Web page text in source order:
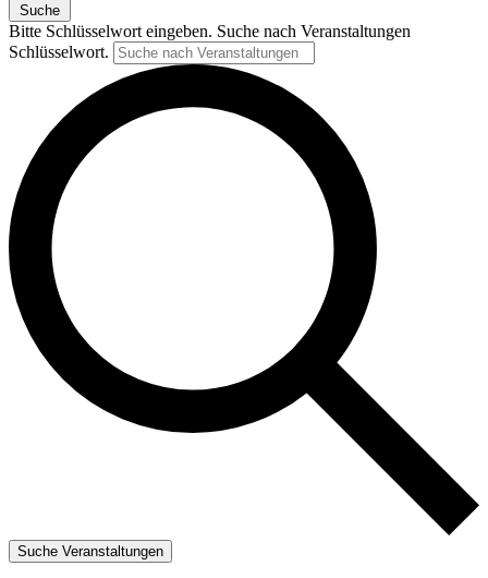
Suche
Bitte Schlüsselwort eingeben. Suche nach Veranstaltungen
Schlüsselwort.
Suche Veranstaltungen